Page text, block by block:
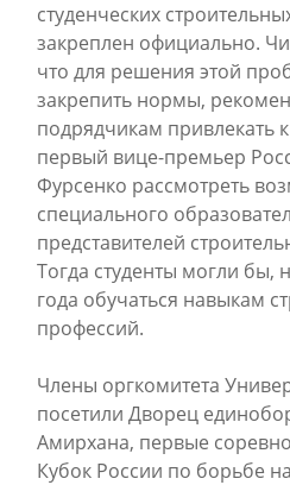
студенческих
закреплен официально.
что для решения этой
закрепить нормы,
подрядчикам привлекать
первый вице-премьер
Фурсенко рассмотреть
специального
представителей
Тогда студенты могли бы,
года обучаться навыкам
профессий.
Члены оргкомитета
посетили Дворец
Амирхана, первые
Кубок России по борьбе